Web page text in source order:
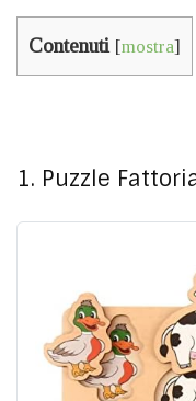
Contenuti [mostra]
1. Puzzle